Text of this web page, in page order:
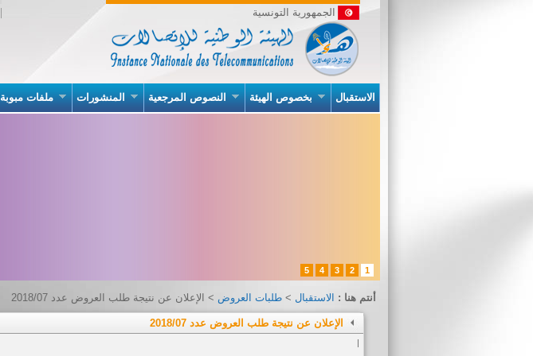
الجمهورية التونسية
الاستقبال بخصوص الهيئة النصوص المرجعية المنشورات ملفات مبوبة
1
2
3
4
5
أنتم هنا : الاستقبال > طلبات العروض > الإعلان عن نتيجة طلب العروض عدد 2018/07
الإعلان عن نتيجة طلب العروض عدد 2018/07
|